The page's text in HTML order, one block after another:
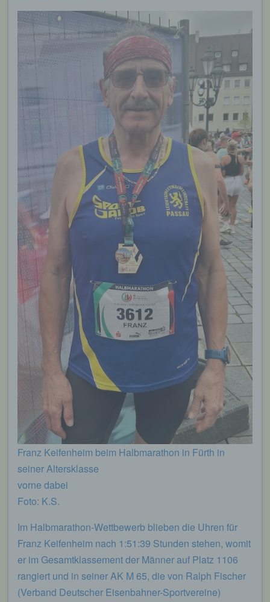
Franz Keifenheim beim Halbmarathon in Fürth in
seiner Altersklasse
vorne dabei
Foto: K.S.
Im Halbmarathon-Wettbewerb blieben die Uhren für
Franz Keifenheim nach 1:51:39 Stunden stehen, womit
er im Gesamtklassement der Männer auf Platz 1106
rangiert und in seiner AK M 65, die von Ralph Fischer
(Verband Deutscher Eisenbahner-Sportvereine)